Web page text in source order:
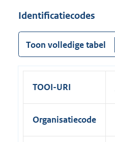
Identificatiecodes
Toon volledige tabel
TOOI-URI
Organisatiecode